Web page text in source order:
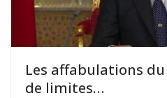
Les affabulations
de limites…